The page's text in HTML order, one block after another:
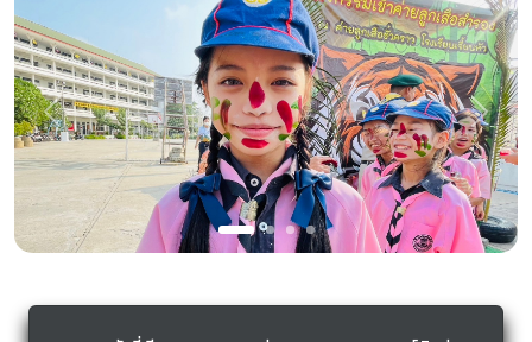
Previous Next